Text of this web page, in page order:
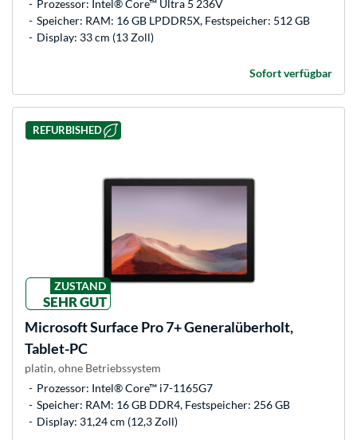
Prozessor: Intel® Core™ Ultra 5 236V
Speicher: RAM: 16 GB LPDDR5X, Festspeicher: 512 GB
Display: 33 cm (13 Zoll)
Sofort verfügbar
REFURBISHED
ZUSTAND
SEHR GUT
MicrosoftSurface Pro 7+ Generalüberholt,
Tablet-PC
platin, ohne Betriebssystem
Prozessor: Intel® Core™ i7-1165G7
Speicher: RAM: 16 GB DDR4, Festspeicher: 256 GB
Display: 31,24 cm (12,3 Zoll)